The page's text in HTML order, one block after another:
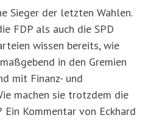
Sieger der letzten Wahlen.
FDP als auch die SPD
wissen bereits, wie
in den Gremien
mit Finanz- und
machen sie trotzdem die
Kommentar von Eckhard